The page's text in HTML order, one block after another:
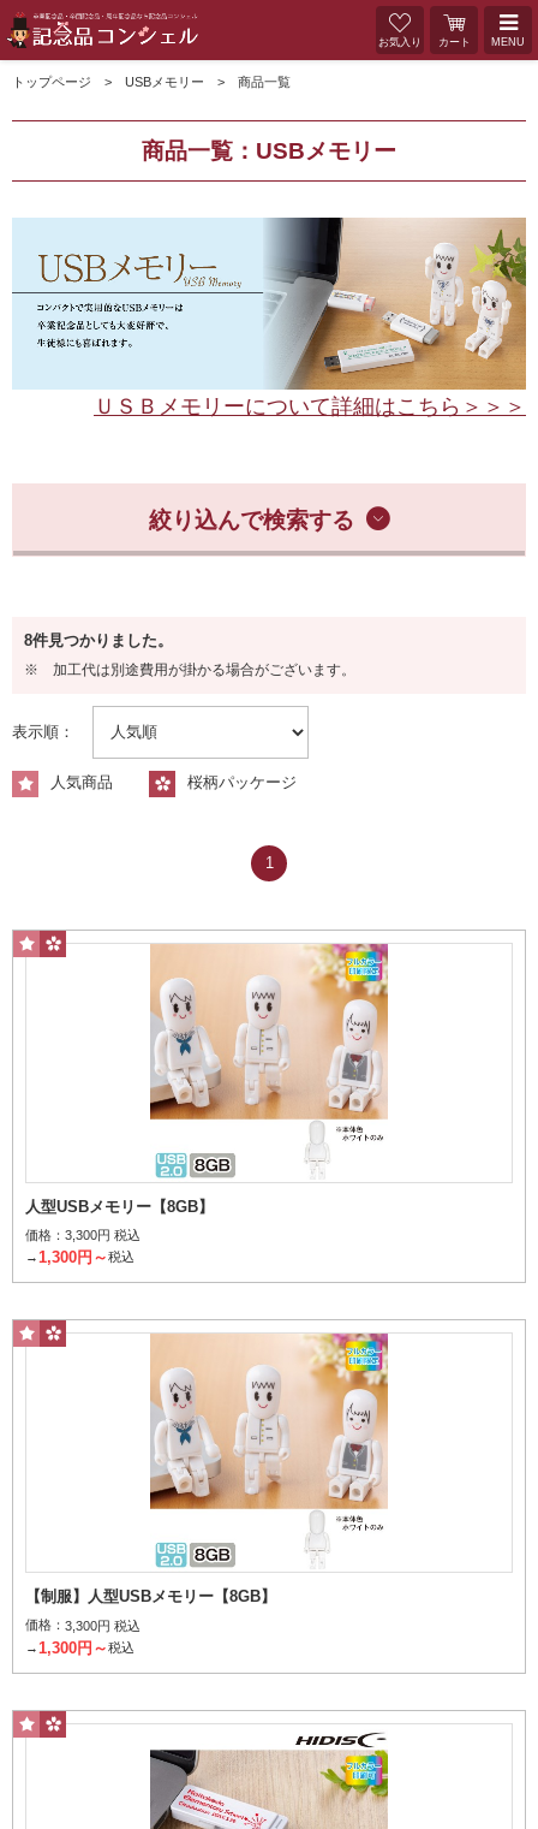
お気入り カート MENU
トップページ USBメモリー 商品一覧
商品一覧：USBメモリー
ＵＳＢメモリーについて詳細はこちら＞＞＞
絞り込んで検索する
8GB
16GB
32GB
指定なし
～
8件見つかりました。
※ 加工代は別途費用が掛かる場合がございます。
表示順：
人気商品 桜柄パッケージ
1
人型USBメモリー【8GB】
価格： 3,300円 税込
→1,300円～税込
【制服】人型USBメモリー【8GB】
価格： 3,300円 税込
→ 1,300円～税込